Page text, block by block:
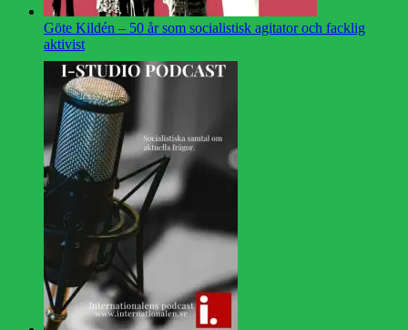
Göte Kildén – 50 år som socialistisk agitator och facklig
aktivist